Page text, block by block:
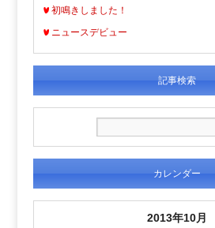
初鳴きしました！
ニュースデビュー
記事検索
カレンダー
2013年10月